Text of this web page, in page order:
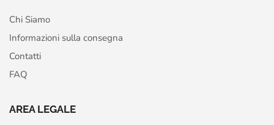
Chi Siamo
Informazioni sulla consegna
Contatti
FAQ
AREA LEGALE